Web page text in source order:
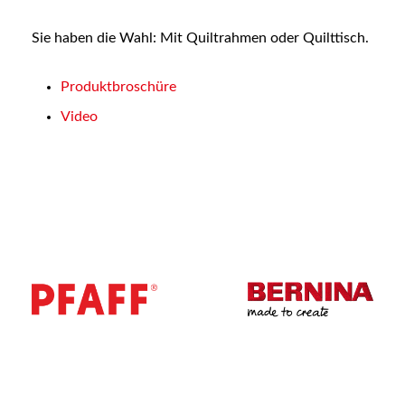
Sie haben die Wahl: Mit Quiltrahmen oder Quilttisch.
Produktbroschüre
Video